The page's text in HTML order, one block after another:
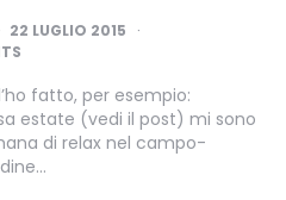
22 LUGLIO 2015
fatto, per esempio:
estate (vedi il post) mi sono
di relax nel campo-